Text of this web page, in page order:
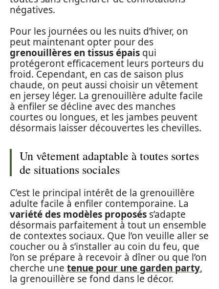
négatives.
Pour les journées ou les nuits d’hiver, on
peut maintenant opter pour des
grenouillères en tissus épais qui
protégeront efficacement leurs porteurs du
froid. Cependant, en cas de saison plus
chaude, on peut aussi choisir un vêtement
en jersey léger. La grenouillère adulte facile
à enfiler se décline avec des manches
courtes ou longues, et les jambes peuvent
désormais laisser découvertes les chevilles.
Un vêtement adaptable à toutes sortes
de situations sociales
C’est le principal intérêt de la grenouillère
adulte facile à enfiler contemporaine. La
variété des modèles proposés s’adapte
désormais parfaitement à tout un ensemble
de contextes sociaux. Que l’on veuille aller se
coucher ou à s’installer au coin du feu, que
l’on se prépare à recevoir à dîner ou que l’on
cherche une tenue pour une garden party,
la grenouillère se fond dans le décor.